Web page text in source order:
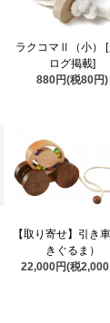
ラクコマⅡ（小） [
ログ掲載]
880円(税80円)
【取り寄せ】引き
きぐるま）
22,000円(税